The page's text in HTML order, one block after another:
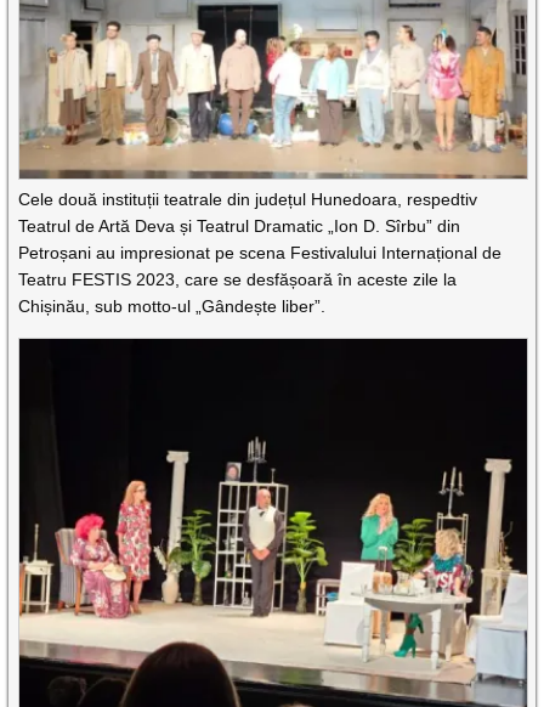
Cele două instituții teatrale din județul Hunedoara, respedtiv
Teatrul de Artă Deva și Teatrul Dramatic „Ion D. Sîrbu” din
Petroșani au impresionat pe scena Festivalului Internațional de
Teatru FESTIS 2023, care se desfășoară în aceste zile la
Chișinău, sub motto-ul „Gândește liber”.